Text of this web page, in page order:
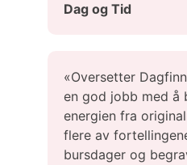
Dag og Tid
«Oversetter
en god jobb med å
energien fra
flere av
bursdager og